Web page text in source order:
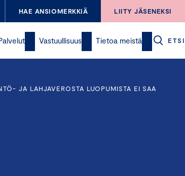
HAE ANSIOMERKKIÄ LIITY JÄSENEKSI
Vastuullisuus Tietoa meistä ETSI
JA LAHJAVEROSTA LUOPUMISTA EI SAA